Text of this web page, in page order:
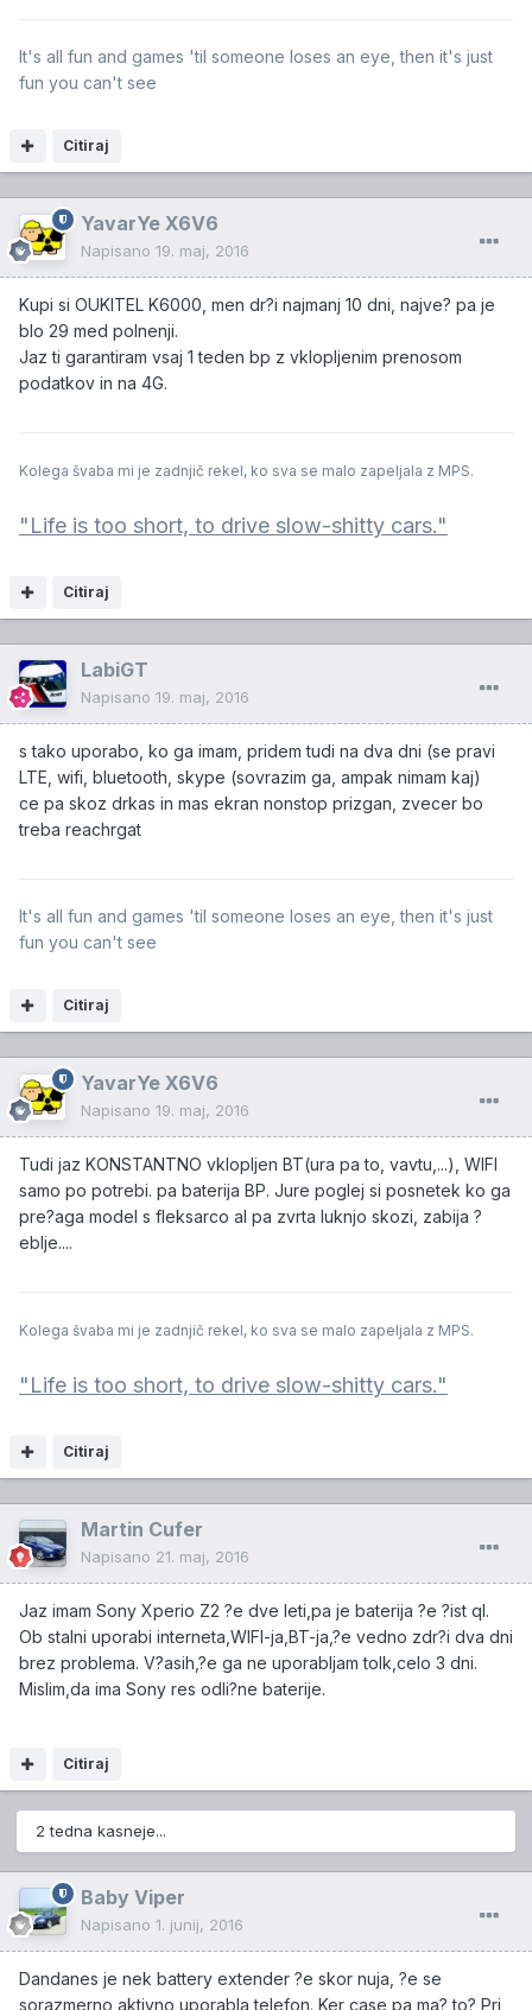
Citiraj
It's all fun and games 'til someone loses an eye, then it's just
fun you can't see
YavarYe X6V6
Napisano 19. maj, 2016
Kupi si OUKITEL K6000, men dr?i najmanj 10 dni, najve? pa je
blo 29 med polnenji.
Jaz ti garantiram vsaj 1 teden bp z vklopljenim prenosom
podatkov in na 4G.
Citiraj
Kolega švaba mi je zadnjič rekel, ko sva se malo zapeljala z MPS.
"Life is too short, to drive slow-shitty cars."
LabiGT
Napisano 19. maj, 2016
s tako uporabo, ko ga imam, pridem tudi na dva dni (se pravi
LTE, wifi, bluetooth, skype (sovrazim ga, ampak nimam kaj)
ce pa skoz drkas in mas ekran nonstop prizgan, zvecer bo
treba reachrgat
Citiraj
It's all fun and games 'til someone loses an eye, then it's just
fun you can't see
YavarYe X6V6
Napisano 19. maj, 2016
Tudi jaz KONSTANTNO vklopljen BT(ura pa to, vavtu,...), WIFI
samo po potrebi. pa baterija BP. Jure poglej si posnetek ko ga
pre?aga model s fleksarco al pa zvrta luknjo skozi, zabija ?
eblje....
Citiraj
Kolega švaba mi je zadnjič rekel, ko sva se malo zapeljala z MPS.
"Life is too short, to drive slow-shitty cars."
Martin Cufer
Napisano 21. maj, 2016
Jaz imam Sony Xperio Z2 ?e dve leti,pa je baterija ?e ?ist ql.
Ob stalni uporabi interneta,WIFI-ja,BT-ja,?e vedno zdr?i dva dni
brez problema. V?asih,?e ga ne uporabljam tolk,celo 3 dni.
Mislim,da ima Sony res odli?ne baterije.
Citiraj
2 tedna kasneje...
Baby Viper
Napisano 1. junij, 2016
Dandanes je nek battery extender ?e skor nuja, ?e se
sorazmerno aktivno uporabla telefon. Ker case pa ma? to? Pri